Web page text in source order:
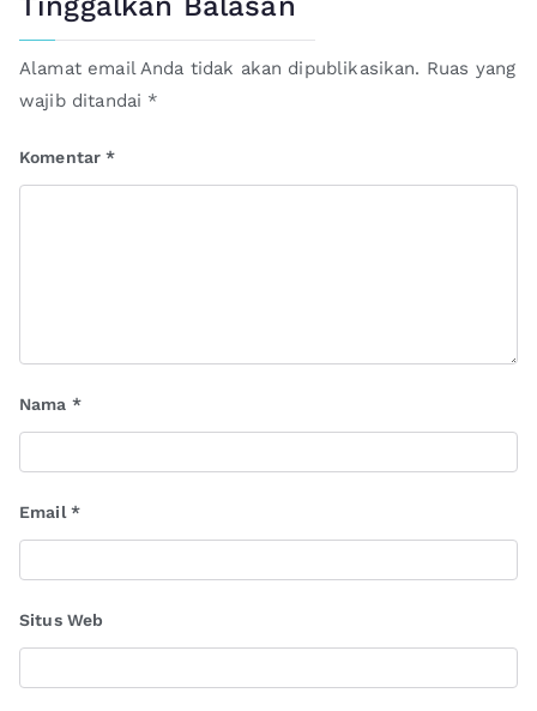
Alamat email Anda tidak akan dipublikasikan. Ruas yang
wajib ditandai *
Komentar*
Nama *
Email*
Situs Web